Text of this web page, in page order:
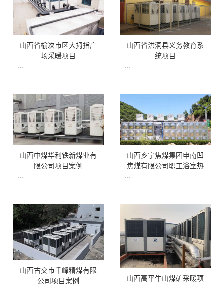
山西省榆次市区大拇指广
场采暖项目
...
山西省洪洞县义务教育系
统项目
...
山西中煤华利铁新煤业有
限公司项目案例
...
山西乡宁焦煤集团申南凹
焦煤有限公司职工浴室热
...
山西古交市千峰精煤有限
公司项目案例
山西高平牛山煤矿采暖项